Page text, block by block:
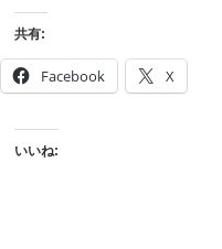
共有:
Facebook X
いいね: